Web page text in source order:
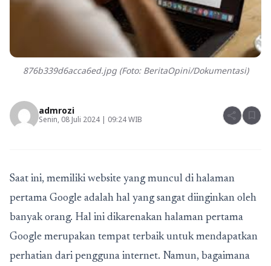
876b339d6acca6ed.jpg (Foto: BeritaOpini/Dokumentasi)
admrozi
Senin, 08 Juli 2024 | 09:24 WIB share bookmark
Saat ini, memiliki website yang muncul di halaman
pertama Google adalah hal yang sangat diinginkan oleh
banyak orang. Hal ini dikarenakan halaman pertama
Google merupakan tempat terbaik untuk mendapatkan
perhatian dari pengguna internet. Namun, bagaimana